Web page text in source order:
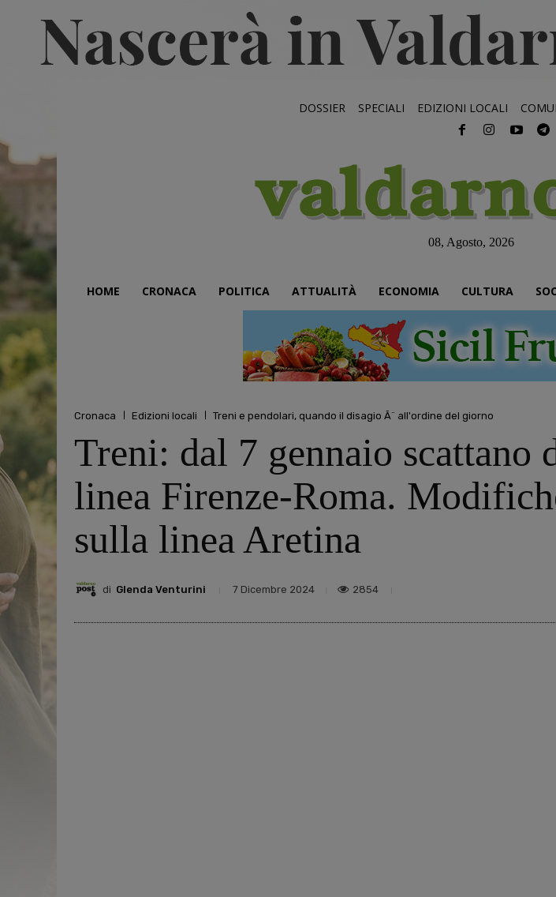
DOSSIER SPECIALI EDIZIONI LOCALI
08, Agosto, 2026
HOME CRONACA POLITICA ATTUALITÀ ECONOMIA CULTURA
Cronaca Edizioni locali Treni e pendolari, quando il disagio Ã¨ all'ordine del giorno
Treni: dal 7 gennaio scattano
linea Firenze-Roma.
sulla linea Aretina
di Glenda Venturini 7 Dicembre 2024 2854